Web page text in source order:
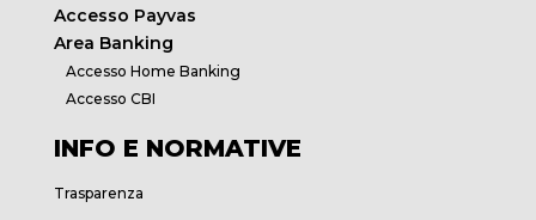
Accesso Payvas
Area Banking
Accesso Home Banking
Accesso CBI
INFO E NORMATIVE
Trasparenza